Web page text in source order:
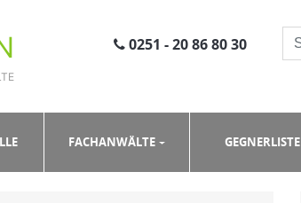
0251 - 20 86 80 30
FACHANWÄLTE GEGNERLISTE